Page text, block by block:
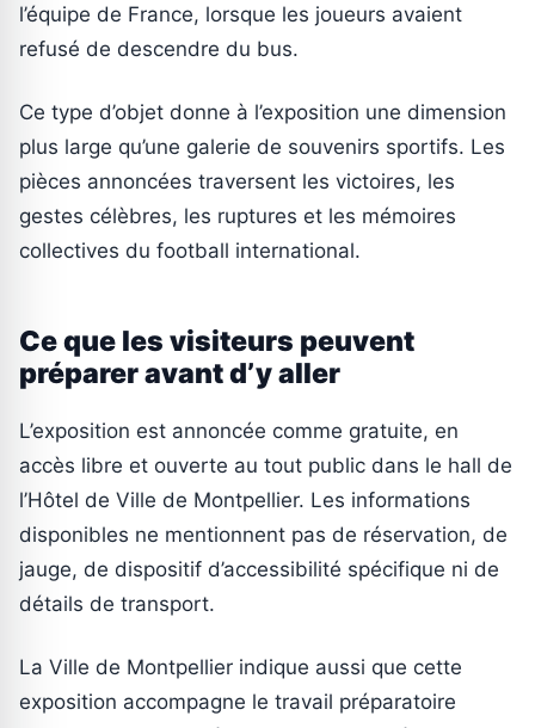
l’équipe de France, lorsque les joueurs avaient
refusé de descendre du bus.
Ce type d’objet donne à l’exposition une dimension
plus large qu’une galerie de souvenirs sportifs. Les
pièces annoncées traversent les victoires, les
gestes célèbres, les ruptures et les mémoires
collectives du football international.
Ce que les visiteurs peuvent
préparer avant d’y aller
L’exposition est annoncée comme gratuite, en
accès libre et ouverte au tout public dans le hall de
l’Hôtel de Ville de Montpellier. Les informations
disponibles ne mentionnent pas de réservation, de
jauge, de dispositif d’accessibilité spécifique ni de
détails de transport.
La Ville de Montpellier indique aussi que cette
exposition accompagne le travail préparatoire